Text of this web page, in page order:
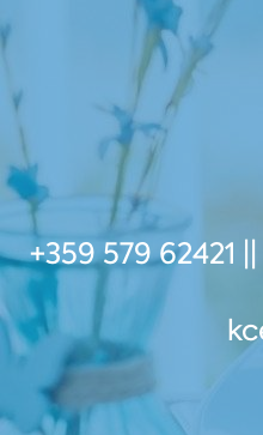
+359 579 62421